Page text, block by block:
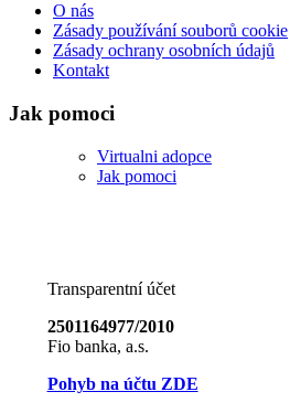
O nás
Zásady používání souborů cookie
Zásady ochrany osobních údajů
Kontakt
Jak pomoci
Virtualni adopce
Jak pomoci
Transparentní účet
2501164977/2010
Fio banka, a.s.
Pohyb na účtu ZDE